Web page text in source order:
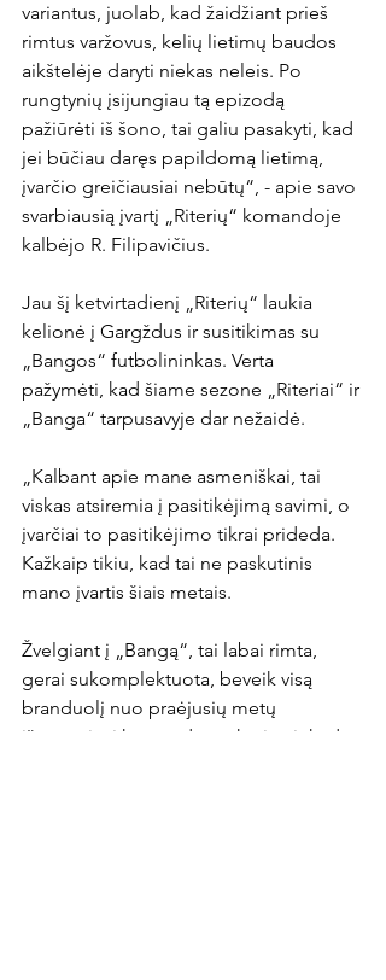
variantus, juolab, kad žaidžiant prieš
rimtus varžovus, kelių lietimų baudos
aikštelėje daryti niekas neleis. Po
rungtynių įsijungiau tą epizodą
pažiūrėti iš šono, tai galiu pasakyti, kad
jei būčiau daręs papildomą lietimą,
įvarčio greičiausiai nebūtų“, - apie savo
svarbiausią įvartį „Riterių“ komandoje
kalbėjo R. Filipavičius.
Jau šį ketvirtadienį „Riterių“ laukia
kelionė į Gargždus ir susitikimas su
„Bangos“ futbolininkas. Verta
pažymėti, kad šiame sezone „Riteriai“ ir
„Banga“ tarpusavyje dar nežaidė.
„Kalbant apie mane asmeniškai, tai
viskas atsiremia į pasitikėjimą savimi, o
įvarčiai to pasitikėjimo tikrai prideda.
Kažkaip tikiu, kad tai ne paskutinis
mano įvartis šiais metais.
Žvelgiant į „Bangą“, tai labai rimta,
gerai sukomplektuota, beveik visą
branduolį nuo praėjusių metų
išsaugojusi komanda, su kuria niekada